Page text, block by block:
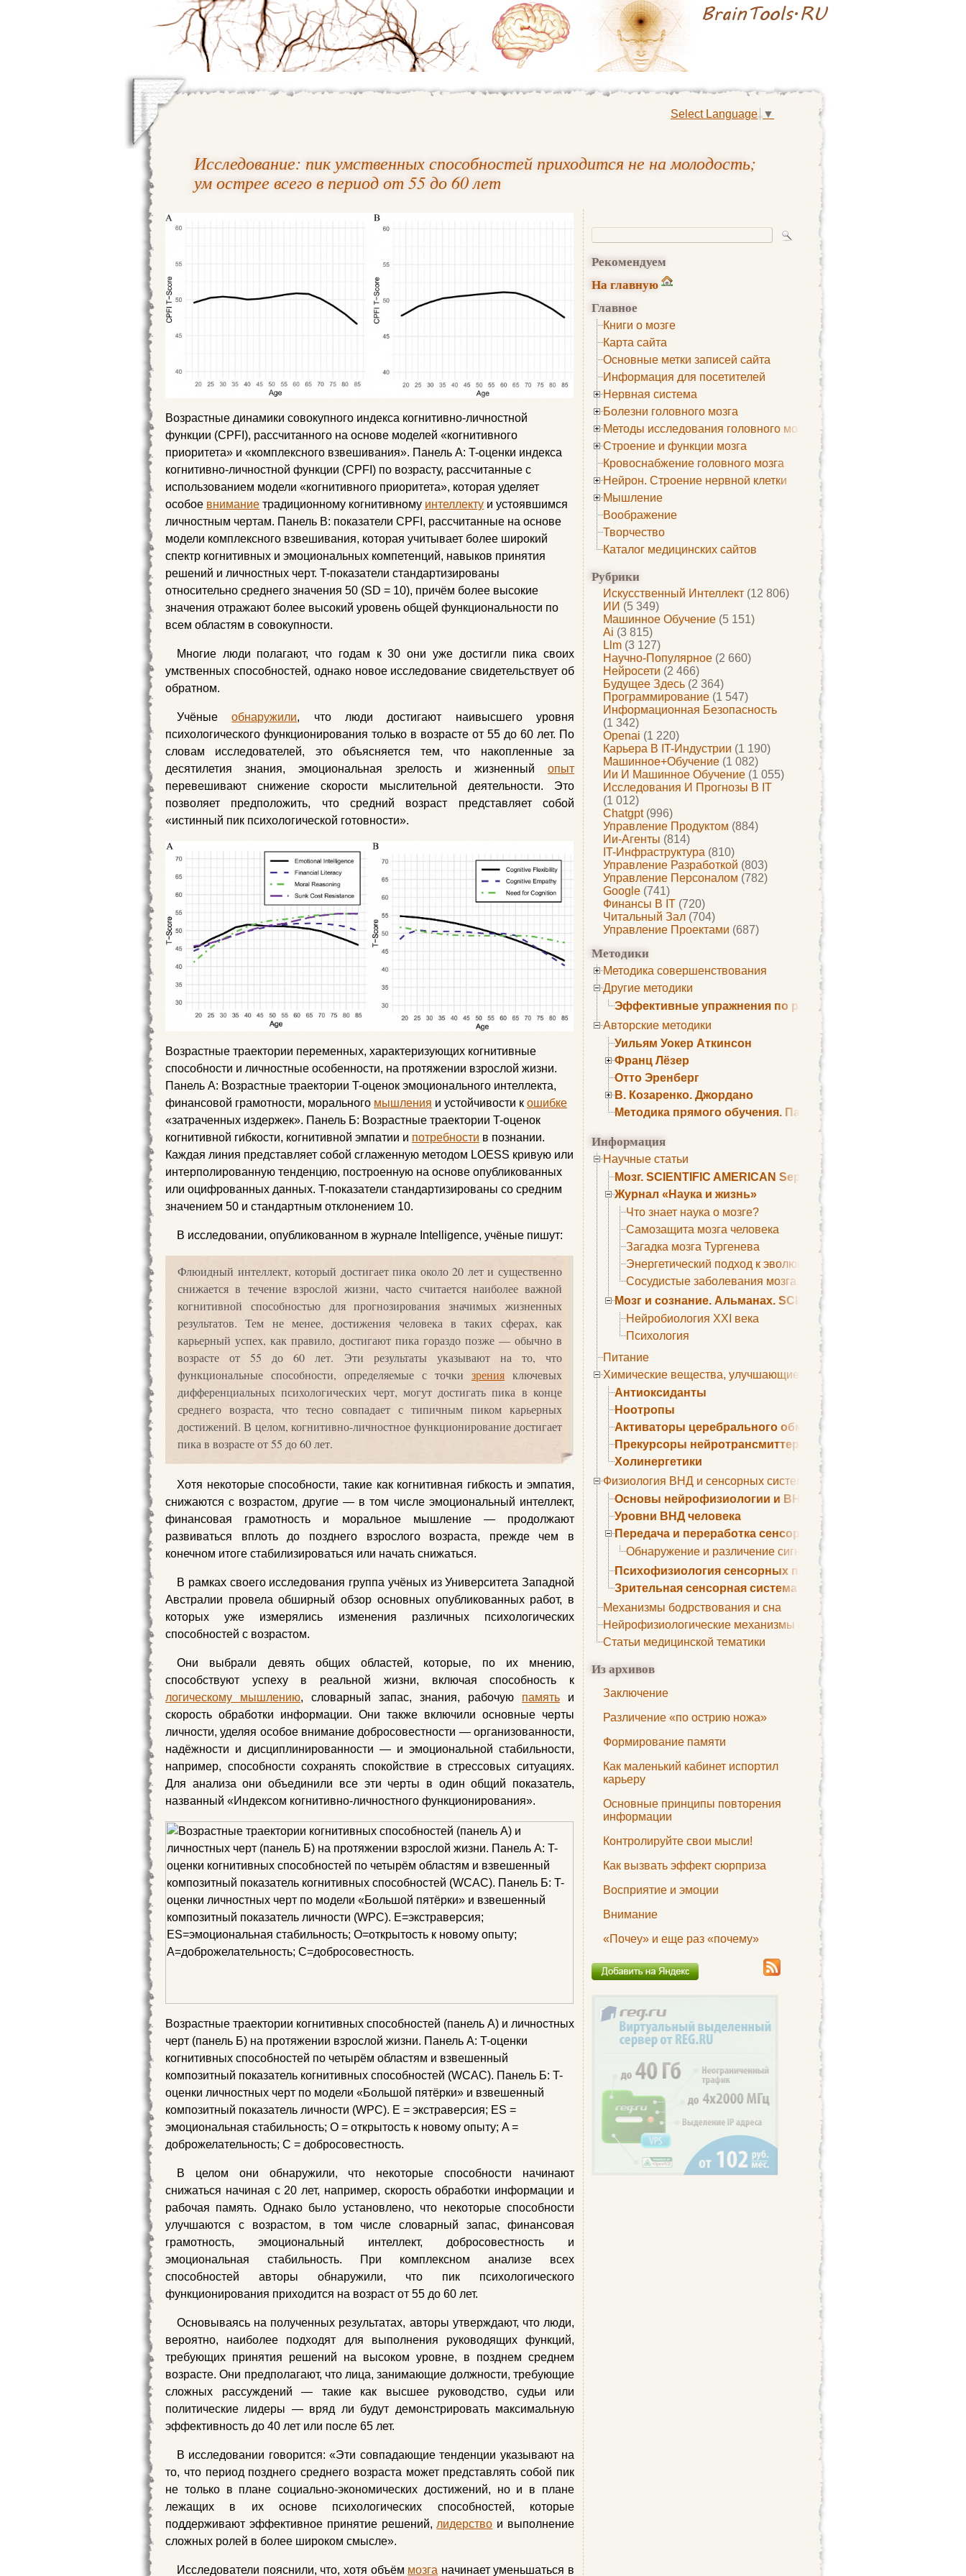
Select Language ▼
Исследование: пик умственных способностей приходится не на молодость;
ум острее всего в период от 55 до 60 лет
Рекомендуем
На главную
Главное
Книги о мозге
Карта сайта
Основные метки записей сайта
Информация для посетителей
Нервная система
Болезни головного мозга
Методы исследования головного мозга
Строение и функции мозга
Кровоснабжение головного мозга
Нейрон. Строение нервной клетки
Мышление
Воображение
Творчество
Каталог медицинских сайтов
Рубрики
Искусственный Интеллект (12 806)
ИИ (5 349)
Машинное Обучение (5 151)
Ai (3 815)
Llm (3 127)
Научно-Популярное (2 660)
Нейросети (2 466)
Будущее Здесь (2 364)
Программирование (1 547)
Информационная Безопасность
(1 342)
Openai (1 220)
Карьера В IT-Индустрии (1 190)
Машинное+обучение (1 082)
Ии И Машинное Обучение (1 055)
Исследования И Прогнозы В IT
(1 012)
Chatgpt(996)
Управление Продуктом (884)
Ии-Агенты (814)
IT-Инфраструктура (810)
Управление Разработкой (803)
Управление Персоналом (782)
Google (741)
Финансы В IT (720)
Читальный Зал (704)
Управление Проектами (687)
Методики
Методика совершенствования
Другие методики
Эффективные упражнения по развитию памяти
Авторские методики
Уильям Уокер Аткинсон
Франц Лёзер
Отто Эренберг
В. Козаренко. Джордано
Методика прямого обучения. Пауль Шелли
Информация
Научные статьи
Мозг. SCIENTIFIC AMERICAN September 1979
Журнал «Наука и жизнь»
Что знает наука о мозге?
Самозащита мозга человека
Загадка мозга Тургенева
Энергетический подход к эволюции мозга
Сосудистые заболевания мозга. Все может начаться с
Мозг и сознание. Альманах. SCIENTIFIC AMERICAN
Нейробиология XXI века
Психология
Питание
Химические вещества, улучшающие умственные способности
Антиоксиданты
Ноотропы
Активаторы церебрального обмена веществ
Прекурсоры нейротрансмиттеров
Холинергетики
Физиология ВНД и сенсорных систем
Основы нейрофизиологии и ВНД
Уровни ВНД человека
Передача и переработка сенсорных сигналов
Обнаружение и различение сигналов. Сенсорная рецепция
Психофизиология сенсорных процессов
Зрительная сенсорная система
Механизмы бодрствования и сна
Нейрофизиологические механизмы сна
Статьи медицинской тематики
Из архивов
Заключение
Различение «по острию ножа»
Формирование памяти
Как маленький кабинет испортил
карьеру
Основные принципы повторения
информации
Контролируйте свои мысли!
Как вызвать эффект сюрприза
Восприятие и эмоции
Внимание
«Почеу» и еще раз «почему»
Возрастные динамики совокупного индекса когнитивно-личностной
функции (CPFI), рассчитанного на основе моделей «когнитивного
приоритета» и «комплексного взвешивания». Панель A: T-оценки индекса
когнитивно-личностной функции (CPFI) по возрасту, рассчитанные с
использованием модели «когнитивного приоритета», которая уделяет
особое внимание традиционному когнитивному интеллекту и устоявшимся
личностным чертам. Панель B: показатели CPFI, рассчитанные на основе
модели комплексного взвешивания, которая учитывает более широкий
спектр когнитивных и эмоциональных компетенций, навыков принятия
решений и личностных черт. T-показатели стандартизированы
относительно среднего значения 50 (SD = 10), причём более высокие
значения отражают более высокий уровень общей функциональности по
всем областям в совокупности.
Многие люди полагают, что годам к 30 они уже достигли пика своих
умственных способностей, однако новое исследование свидетельствует об
обратном.
Учёныеобнаружили, что люди достигают наивысшего уровня
психологического функционирования только в возрасте от 55 до 60 лет. По
словам исследователей, это объясняется тем, что накопленные за
десятилетия знания, эмоциональная зрелость и жизненный опыт
перевешивают снижение скорости мыслительной деятельности. Это
позволяет предположить, что средний возраст представляет собой
«истинный пик психологической готовности».
Возрастные траектории переменных, характеризующих когнитивные
способности и личностные особенности, на протяжении взрослой жизни.
Панель А: Возрастные траектории T-оценок эмоционального интеллекта,
финансовой грамотности, морального мышления и устойчивости к ошибке
«затраченных издержек». Панель Б: Возрастные траектории T-оценок
когнитивной гибкости, когнитивной эмпатии и потребности в познании.
Каждая линия представляет собой сглаженную методом LOESS кривую или
интерполированную тенденцию, построенную на основе опубликованных
или оцифрованных данных. T-показатели стандартизированы со средним
значением 50 и стандартным отклонением 10.
В исследовании, опубликованном в журнале Intelligence, учёные пишут:
Флюидный интеллект, который достигает пика около 20 лет и существенно
снижается в течение взрослой жизни, часто считается наиболее важной
когнитивной способностью для прогнозирования значимых жизненных
результатов. Тем не менее, достижения человека в таких сферах, как
карьерный успех, как правило, достигают пика гораздо позже — обычно в
возрасте от 55 до 60 лет. Эти результаты указывают на то, что
функциональные способности, определяемые с точки зрения ключевых
дифференциальных психологических черт, могут достигать пика в конце
среднего возраста, что тесно совпадает с типичным пиком карьерных
достижений. В целом, когнитивно-личностное функционирование достигает
пика в возрасте от 55 до 60 лет.
Хотя некоторые способности, такие как когнитивная гибкость и эмпатия,
снижаются с возрастом, другие — в том числе эмоциональный интеллект,
финансовая грамотность и моральное мышление — продолжают
развиваться вплоть до позднего взрослого возраста, прежде чем в
конечном итоге стабилизироваться или начать снижаться.
В рамках своего исследования группа учёных из Университета Западной
Австралии провела обширный обзор основных опубликованных работ, в
которых уже измерялись изменения различных психологических
способностей с возрастом.
Они выбрали девять общих областей, которые, по их мнению,
способствуют успеху в реальной жизни, включая способность к
логическому мышлению, словарный запас, знания, рабочую память и
скорость обработки информации. Они также включили основные черты
личности, уделяя особое внимание добросовестности — организованности,
надёжности и дисциплинированности — и эмоциональной стабильности,
например, способности сохранять спокойствие в стрессовых ситуациях.
Для анализа они объединили все эти черты в один общий показатель,
названный «Индексом когнитивно-личностного функционирования».
Возрастные траектории когнитивных способностей (панель А) и личностных
черт (панель Б) на протяжении взрослой жизни. Панель А: T-оценки
когнитивных способностей по четырём областям и взвешенный
композитный показатель когнитивных способностей (WCAC). Панель Б: T-
оценки личностных черт по модели «Большой пятёрки» и взвешенный
композитный показатель личности (WPC). E = экстраверсия; ES =
эмоциональная стабильность; O = открытость к новому опыту; A =
доброжелательность; C = добросовестность.
В целом они обнаружили, что некоторые способности начинают
снижаться начиная с 20 лет, например, скорость обработки информации и
рабочая память. Однако было установлено, что некоторые способности
улучшаются с возрастом, в том числе словарный запас, финансовая
грамотность, эмоциональный интеллект, добросовестность и
эмоциональная стабильность. При комплексном анализе всех
способностей авторы обнаружили, что пик психологического
функционирования приходится на возраст от 55 до 60 лет.
Основываясь на полученных результатах, авторы утверждают, что люди,
вероятно, наиболее подходят для выполнения руководящих функций,
требующих принятия решений на высоком уровне, в позднем среднем
возрасте. Они предполагают, что лица, занимающие должности, требующие
сложных рассуждений — такие как высшее руководство, судьи или
политические лидеры — вряд ли будут демонстрировать максимальную
эффективность до 40 лет или после 65 лет.
В исследовании говорится: «Эти совпадающие тенденции указывают на
то, что период позднего среднего возраста может представлять собой пик
не только в плане социально-экономических достижений, но и в плане
лежащих в их основе психологических способностей, которые
поддерживают эффективное принятие решений, лидерство и выполнение
сложных ролей в более широком смысле».
Исследователи пояснили, что, хотя объём мозга начинает уменьшаться в